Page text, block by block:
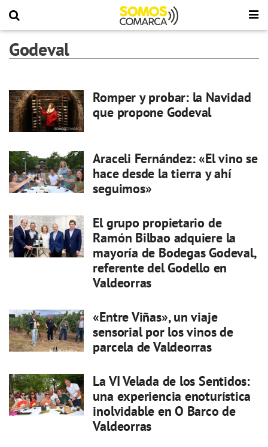
Godeval
Romper y probar: la Navidad
que propone Godeval
Araceli Fernández: «El vino se
hace desde la tierra y ahí
seguimos»
El grupo propietario de
Ramón Bilbao adquiere la
mayoría de Bodegas Godeval,
referente del Godello en
Valdeorras
«Entre Viñas», un viaje
sensorial por los vinos de
parcela de Valdeorras
La VI Velada de los Sentidos:
una experiencia enoturística
inolvidable en O Barco de
Valdeorras